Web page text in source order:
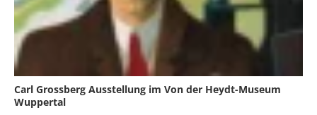
Carl Grossberg Ausstellung im Von der Heydt-Museum
Wuppertal